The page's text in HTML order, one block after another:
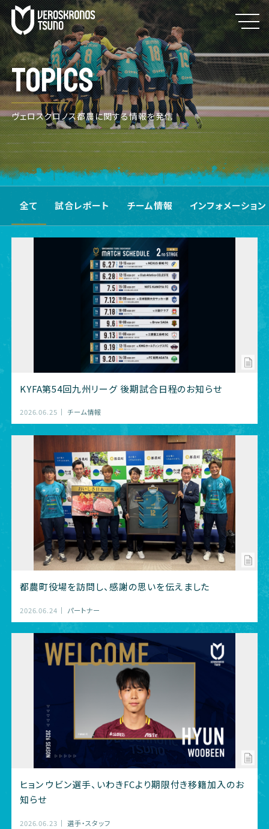
TOPICS
ヴェロスクロノス都農に関する情報を発信
全て 試合レポート チーム情報 インフォメーション
KYFA第54回九州リーグ 後期試合日程のお知らせ
2026.06.25 チーム情報
都農町役場を訪問し、感謝の思いを伝えました
2026.06.24 パートナー
ヒョン ウビン選手、いわきFCより期限付き移籍加入のお
知らせ
2026.06.23 選手・スタッフ